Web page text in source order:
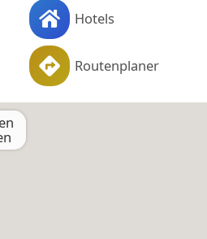
Hotels
Routenplaner